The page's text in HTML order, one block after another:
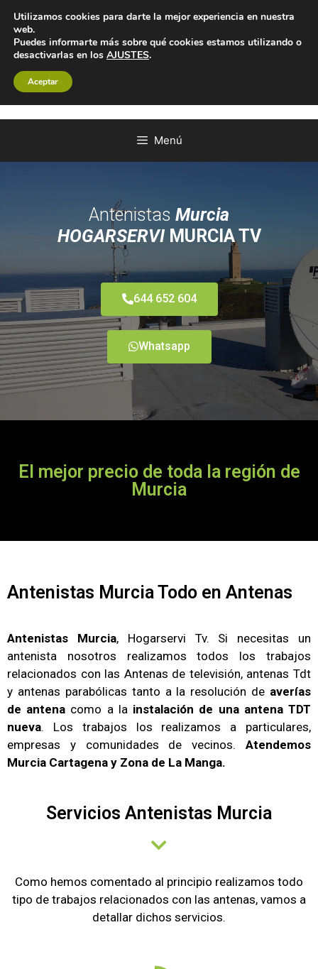
Menú
Antenistas Murcia
HOGARSERVIMURCIA TV
644 652 604
Whatsapp
El mejor precio de toda la región de
Murcia
Antenistas Murcia Todo en Antenas
Antenistas Murcia, Hogarservi Tv. Si necesitas un
antenista nosotros realizamos todos los trabajos
relacionados con las Antenas de televisión, antenas Tdt
y antenas parabólicas tanto a la resolución de averías
de antena como a la instalación de una antena TDT
nueva. Los trabajos los realizamos a particulares,
empresas y comunidades de vecinos. Atendemos
Murcia Cartagena y Zona de La Manga.
Servicios Antenistas Murcia
Como hemos comentado al principio realizamos todo
tipo de trabajos relacionados con las antenas, vamos a
detallar dichos servicios.
Utilizamos cookies para darte la mejor experiencia en nuestra
web.
Puedes informarte más sobre qué cookies estamos utilizando o
desactivarlas en los AJUSTES.
Aceptar